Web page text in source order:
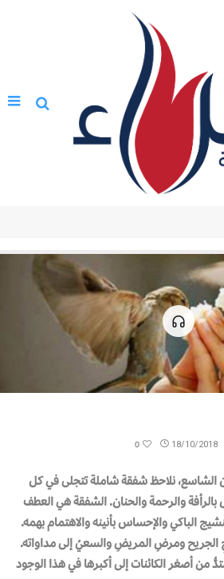
18/10/2018
0
الشاسع، نلاحظ شفقة شاملة تتجلى في كل
والرحمة والحنان. الشفقة هي العطف
الباكي والإحساس بأنينه والاهتمام بهمه.
ومرضِ المريضِ والسعيُ إلى مداواته.
من أصغر الكائنات إلى أكبرها في هذا الوجود